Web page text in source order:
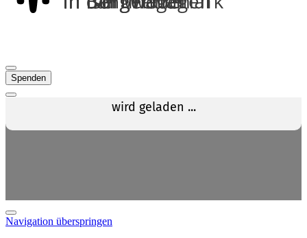
Spenden
Navigation überspringen